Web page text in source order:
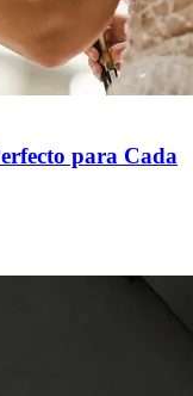
para Cada